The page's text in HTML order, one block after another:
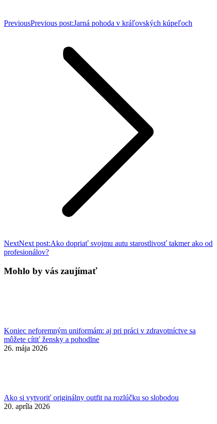
PreviousPrevious post:Jarná pohoda v kráľovských kúpeľoch
NextNext post:Ako dopriať svojmu autu starostlivosť takmer ako od
profesionálov?
Mohlo by vás zaujímať
Koniec neforemným uniformám: aj pri práci v zdravotníctve sa
môžete cítiť žensky a pohodlne
26. mája 2026
Ako si vytvoriť originálny outfit na rozlúčku so slobodou
20. apríla 2026